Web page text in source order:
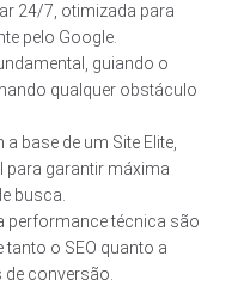
24/7, otimizada para
pelo Google.
guiando o
qualquer obstáculo
base de um Site Elite,
para garantir máxima
busca.
performance técnica são
o SEO quanto a
de conversão.